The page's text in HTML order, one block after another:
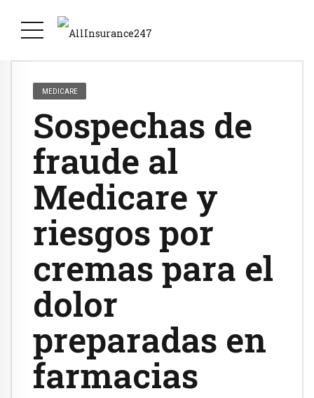
MEDICARE
Sospechas de
fraude al
Medicare y
riesgos por
cremas para el
dolor
preparadas en
farmacias